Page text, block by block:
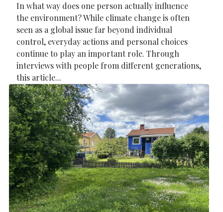
In what way does one person actually influence
the environment? While climate change is often
seen as a global issue far beyond individual
control, everyday actions and personal choices
continue to play an important role. Through
interviews with people from different generations,
this article...